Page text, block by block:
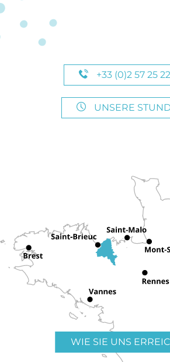
+33 (0)2 57 25
UNSERE
WIE SIE UNS